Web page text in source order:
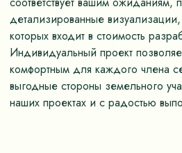
детализированные
которых входит в стоимость
Индивидуальный проект
комфортным для каждого члена
выгодные стороны земельного
наших проектах и с радостью